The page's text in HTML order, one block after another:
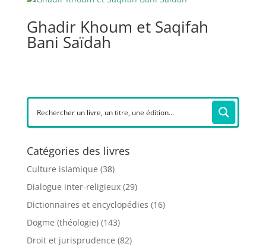
Ghadir Khoum et Saqifah
Bani Saïdah
Catégories des livres
Culture islamique (38)
Dialogue inter-religieux (29)
Dictionnaires et encyclopédies (16)
Dogme (théologie) (143)
Droit et jurisprudence (82)